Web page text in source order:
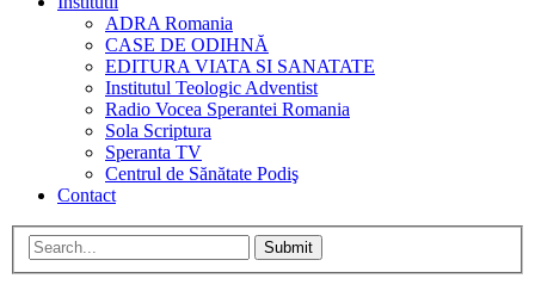
ADRA Romania
CASE DE ODIHNĂ
EDITURA VIATA SI SANATATE
Institutul Teologic Adventist
Radio Vocea Sperantei Romania
Sola Scriptura
Speranta TV
Centrul de Sănătate Podiş
Contact
Submit